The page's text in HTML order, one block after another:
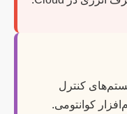
کنترل
کوانتومی.